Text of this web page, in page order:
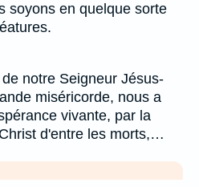
soyons en quelque sorte
notre Seigneur Jésus-
miséricorde, nous a
vivante, par la
d'entre les morts,…